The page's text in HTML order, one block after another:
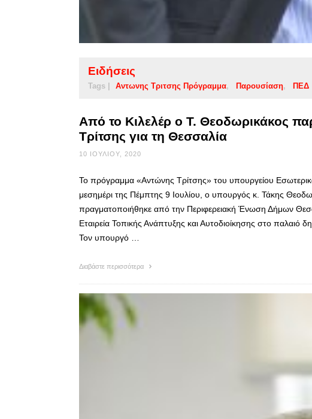
Ειδήσεις
Tags | Αντωνης Τριτσης Πρόγραμμα Παρουσίαση ΠΕΔ
Από το Κιλελέρ ο Τ. Θεοδωρικάκος
Τρίτσης για τη Θεσσαλία
10 ΙΟΥΛΊΟΥ, 2020
Το πρόγραμμα «Αντώνης Τρίτσης» του υπουργείου
μεσημέρι της Πέμπτης 9 Ιουλίου, ο υπουργός κ. Τάκης
πραγματοποιήθηκε από την Περιφερειακή Ένωση Δήμων
Εταιρεία Τοπικής Ανάπτυξης και Αυτοδιοίκησης στο παλαιό
Τον υπουργό …
Διαβάστε περισσότερα